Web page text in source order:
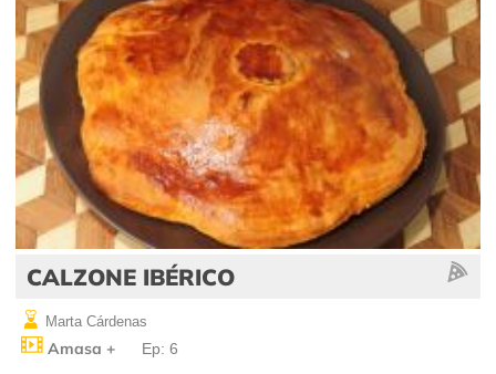
CALZONE IBÉRICO
Marta Cárdenas
Amasa + Ep: 6